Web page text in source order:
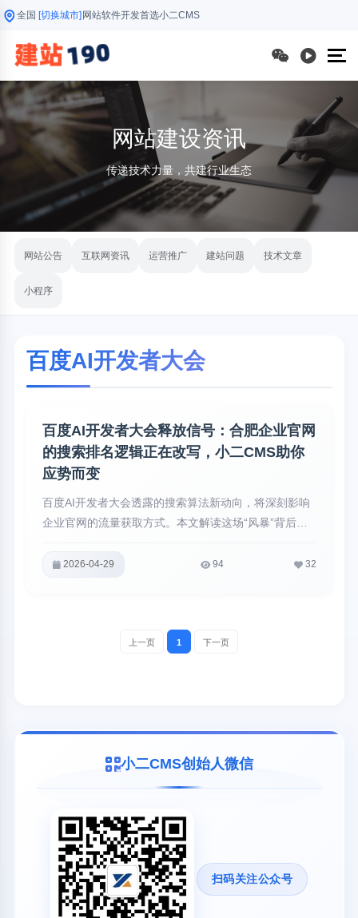
全国 [切换城市] 网站软件开发首选小二CMS
网站建设资讯
传递技术力量，共建行业生态
网站公告 互联网资讯 运营推广 建站问题 技术文章
小程序
百度AI开发者大会
百度AI开发者大会释放信号：合肥企业官网
的搜索排名逻辑正在改写，小二CMS助你
应势而变
百度AI开发者大会透露的搜索算法新动向，将深刻影响
企业官网的流量获取方式。本文解读这场“风暴”背后的
在AI搜索时代的内容管理优势。
2026-04-29 94 32
上一页 1 下一页
小二CMS创始人微信
扫码关注公众号